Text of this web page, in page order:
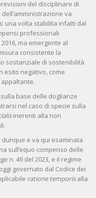
del disciplinare di
dell’amministrazione va
: una volta stabilita infatti dal
professionali
ma emergente al
consistente la
sostanziale di sostenibilità
esito negativo, come
base delle doglianze
nel caso di specie sulla
inerenti alla non
e va qui esaminata
sull’equo compenso delle
n. 49 del 2023, e il regime
governato dal Codice dei
ratione temporisalla